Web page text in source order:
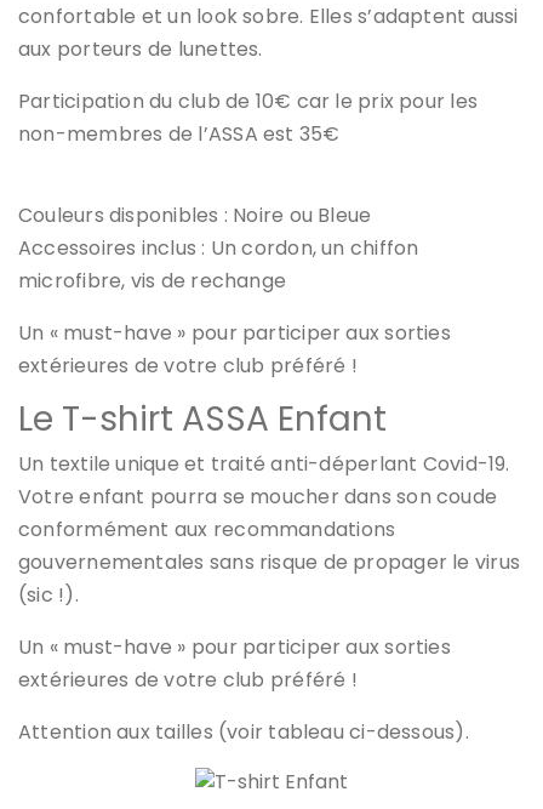
confortable et un look sobre. Elles s’adaptent aussi
aux porteurs de lunettes.
Participation du club de 10€ car le prix pour les
non-membres de l’ASSA est 35€
Couleurs disponibles : Noire ou Bleue
Accessoires inclus : Un cordon, un chiffon
microfibre, vis de rechange
Un « must-have » pour participer aux sorties
extérieures de votre club préféré !
Le T-shirt ASSA Enfant
Un textile unique et traité anti-déperlant Covid-19.
Votre enfant pourra se moucher dans son coude
conformément aux recommandations
gouvernementales sans risque de propager le virus
(sic !).
Un « must-have » pour participer aux sorties
extérieures de votre club préféré !
Attention aux tailles (voir tableau ci-dessous).